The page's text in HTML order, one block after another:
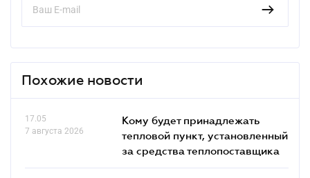
Похожие новости
17.05
7 августа 2026
Кому будет принадлежать
тепловой пункт, установленный
за средства теплопоставщика